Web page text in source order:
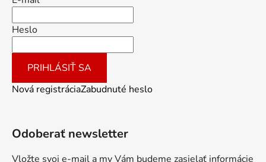
Heslo
PRIHLÁSIŤ SA
Nová registráciaZabudnuté heslo
Odoberať newsletter
Vložte svoj e-mail a my Vám budeme zasielať informácie